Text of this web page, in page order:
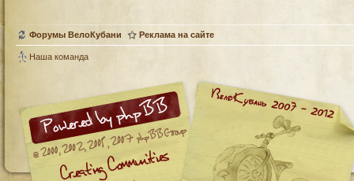
Форумы ВелоКубани Реклама на сайте
Наша команда